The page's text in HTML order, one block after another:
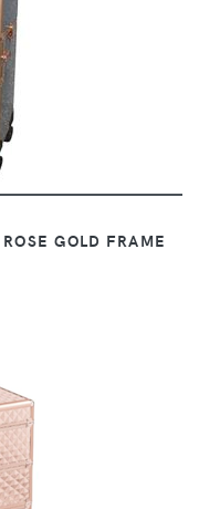
GOLD FRAME